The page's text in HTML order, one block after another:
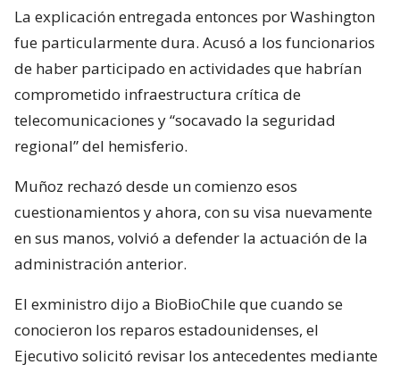
La explicación entregada entonces por Washington
fue particularmente dura. Acusó a los funcionarios
de haber participado en actividades que habrían
comprometido infraestructura crítica de
telecomunicaciones y “socavado la seguridad
regional” del hemisferio.
Muñoz rechazó desde un comienzo esos
cuestionamientos y ahora, con su visa nuevamente
en sus manos, volvió a defender la actuación de la
administración anterior.
El exministro dijo a BioBioChile que cuando se
conocieron los reparos estadounidenses, el
Ejecutivo solicitó revisar los antecedentes mediante